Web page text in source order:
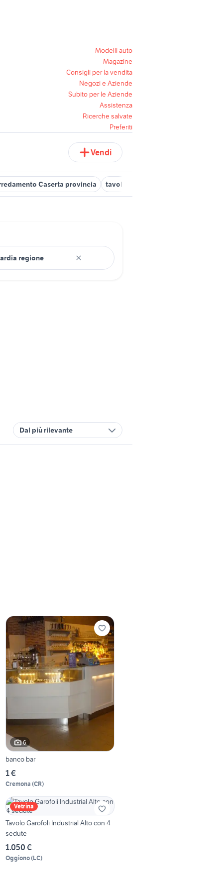
Modelli auto
Magazine
Consigli per la vendita
Negozi e Aziende
Subito per le Aziende
Assistenza
Ricerche salvate
Preferiti
Vendi
Caserta provincia tavoli e sedie bar arredamento
Dal più rilevante
6
banco bar
1 €
Cremona (CR)
Vetrina
Tavolo Garofoli Industrial Alto con 4
sedute
1.050 €
Oggiono(LC)